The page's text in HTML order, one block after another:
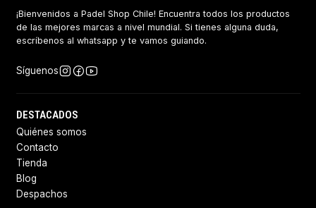
¡Bienvenidos a Padel Shop Chile! Encuentra todos los productos
de las mejores marcas a nivel mundial. Si tienes alguna duda,
escríbenos al whatsapp y te vamos guiando.
Síguenos
DESTACADOS
Quiénes somos
Contacto
Tienda
Blog
Despachos